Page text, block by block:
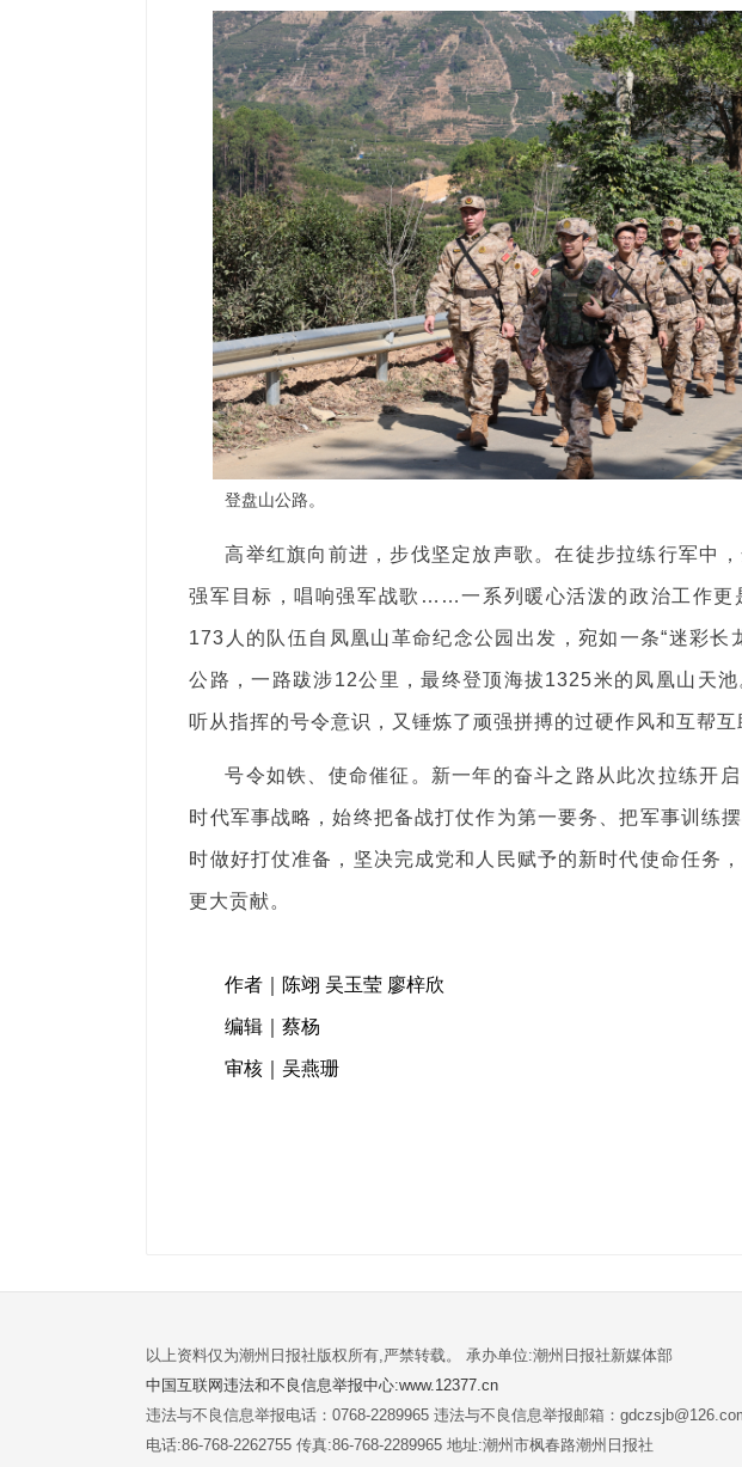
登盘山公路。
高举红旗向前进，步伐坚定放声歌。在徒步拉练行军中
强军目标，唱响强军战歌……一系列暖心活泼的政治工作更
173人的队伍自凤凰山革命纪念公园出发，宛如一条“迷彩长
公路，一路跋涉12公里，最终登顶海拔1325米的凤凰山天池
听从指挥的号令意识，又锤炼了顽强拼搏的过硬作风和互帮互
号令如铁、使命催征。新一年的奋斗之路从此次拉练开
时代军事战略，始终把备战打仗作为第一要务、把军事训练
时做好打仗准备，坚决完成党和人民赋予的新时代使命任务
更大贡献。
作者｜陈翊 吴玉莹 廖梓欣
编辑｜蔡杨
审核｜吴燕珊
以上资料仅为潮州日报社版权所有,严禁转载。 承办单位:潮州日报社新媒体部
中国互联网违法和不良信息举报中心:www.12377.cn
违法与不良信息举报电话：0768-2289965 违法与不良信息举报邮箱：
电话:86-768-2262755 传真:86-768-2289965 地址:潮州市枫春路潮州日报社